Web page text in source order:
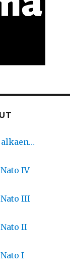
alkaen…
IV
III
II
I